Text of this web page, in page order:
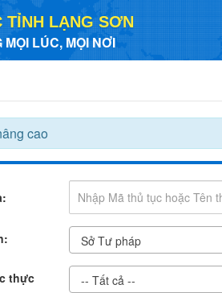
TỈNH LẠNG SƠN
LÚC, MỌI NƠI
cao
Sở Tư pháp
thực
-- Tất cả --